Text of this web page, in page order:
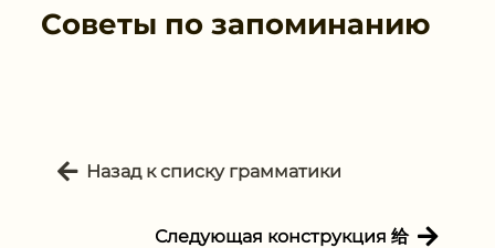
Советы по запоминанию
Назад к списку грамматики
Следующая конструкция 给